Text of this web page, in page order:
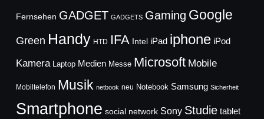
Fernsehen GADGET GADGETS Gaming Google
Green Handy HTD IFA Intel iPad iphone iPod
Kamera Laptop Medien Messe Microsoft Mobile
Mobiltelefon Musik netbook neu Notebook Samsung Sicherheit
Smartphone social network Sony Studie tablet